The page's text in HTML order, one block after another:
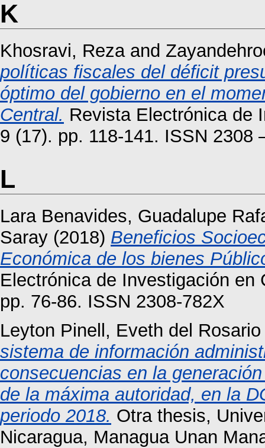
K
Khosravi, Rezaand
políticas fiscales del déficit
óptimo del gobierno en el
Central. Revista Electrónica de
9 (17). pp. 118-141. ISSN 2308
L
Lara Benavides, Guadalupe
Saray (2018) Beneficios
Económica de los bienes
Electrónica de Investigación en
pp. 76-86. ISSN 2308-782X
Leyton Pinell, Eveth del Rosario
sistema de información
consecuencias en la
de la máxima autoridad, en la
periodo 2018. Otra thesis,
Nicaragua, Managua Unan